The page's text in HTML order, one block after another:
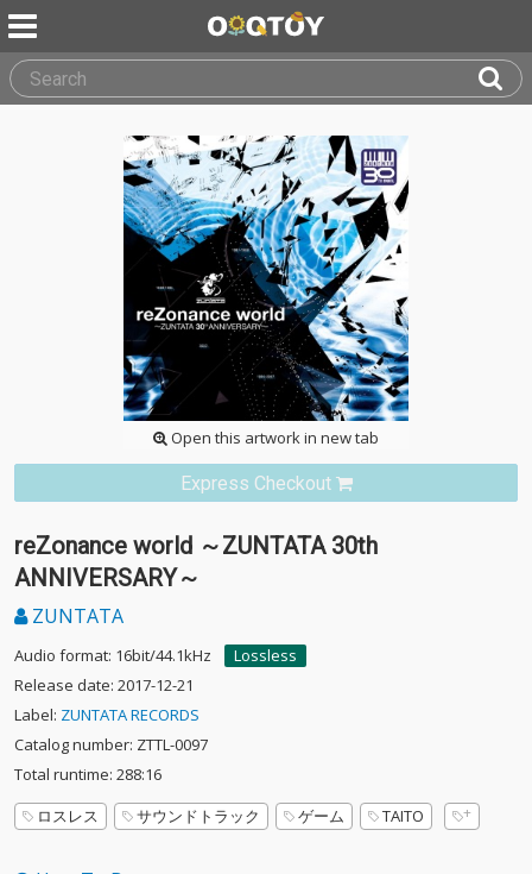
Open this artwork in new tab
Express Checkout
reZonance world ～ZUNTATA 30th
ANNIVERSARY～
ZUNTATA
Audio format: 16bit/44.1kHz
Lossless
Release date: 2017-12-21
Label: ZUNTATA RECORDS
Catalog number: ZTTL-0097
Total runtime: 288:16
ロスレス
サウンドトラック ゲーム TAITO